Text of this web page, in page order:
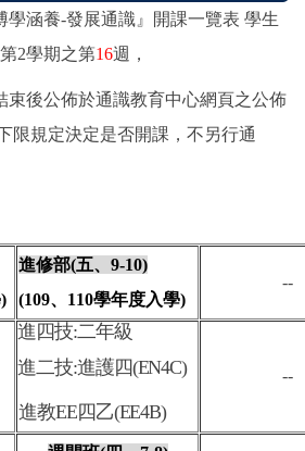
學涵養-發展通識』開課一覽表 學生
2學期之第16週，
束後公佈於通識教育中心網頁之公佈
限規定決定是否開課，不另行通
)
進修部(五、 9-10)
(109、 110學年度入學)
--
進四技:二年級
進二技:進護四(EN4C)
進教EE四乙(EE4B)
--